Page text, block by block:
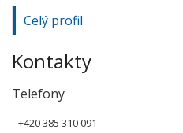
Celý profil
Kontakty
Telefony
+420 385 310 091